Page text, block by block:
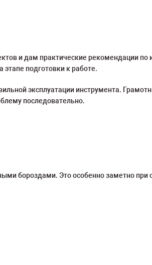
и дам практические рекомендации по
этапе подготовки к работе.
эксплуатации инструмента.
последовательно.
бороздами. Это особенно заметно при